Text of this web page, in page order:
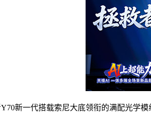
新一代搭载索尼大底领衔的满配光学